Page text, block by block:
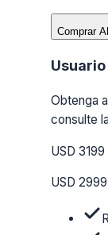
Comprar
Obtenga
consulte
USD 3199
USD 2999